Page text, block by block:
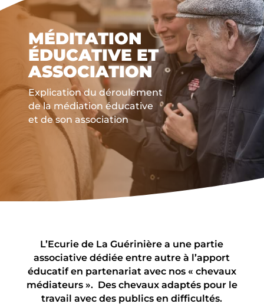
MÉDITATION
ÉDUCATIVE ET
ASSOCIATION
Explication du déroulement
de la médiation éducative
et de son association
L’Ecurie de La Guérinière a une partie
associative dédiée entre autre à l’apport
éducatif en partenariat avec nos « chevaux
médiateurs ». Des chevaux adaptés pour le
travail avec des publics en difficultés.